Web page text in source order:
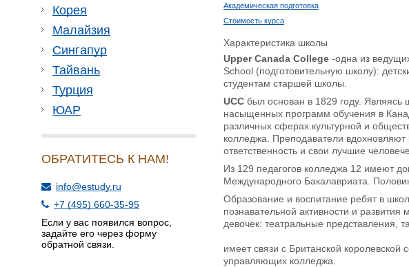
Корея
Малайзия
Сингапур
Тайвань
Турция
ЮАР
ОБРАТИТЕСЬ К НАМ!
info@estudy.ru
+7 (495) 660-35-95
Если у вас появился вопрос,
задайте его через форму
обратной связи.
Академическая подготовка
Стоимость курса
Характеристика школы
Upper Canada College -одна из
School (подготовительную школу):
студентам старшей школы.
UCC был основан в 1829 году.
насыщенных программ обучения в
различных сферах культурной и
колледжа. Преподаватели
ответственность и свои лучшие
Из 129 педагогов колледжа 12 имеют
Международного Бакалавриата.
Образование и воспитание ребят в
познавательной активности и
девочек: театральные представления,
UCC
имеет связи с Британской
управляющих колледжа.